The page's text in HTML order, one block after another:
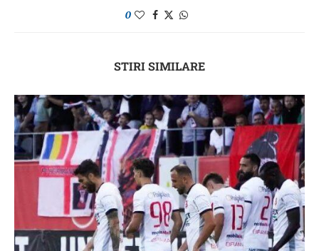
0
STIRI SIMILARE